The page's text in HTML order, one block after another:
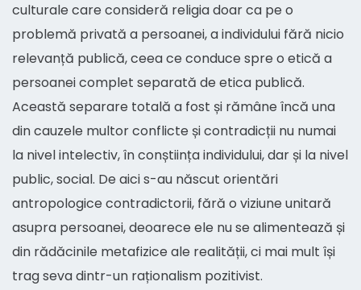
culturale care consideră religia doar ca pe o
problemă privată a persoanei, a individului fără nicio
relevanță publică, ceea ce conduce spre o etică a
persoanei complet separată de etica publică.
Această separare totală a fost și rămâne încă una
din cauzele multor conflicte și contradicții nu numai
la nivel intelectiv, în conștiința individului, dar și la nivel
public, social. De aici s-au născut orientări
antropologice contradictorii, fără o viziune unitară
asupra persoanei, deoarece ele nu se alimentează și
din rădăcinile metafizice ale realității, ci mai mult își
trag seva dintr-un raționalism pozitivist.